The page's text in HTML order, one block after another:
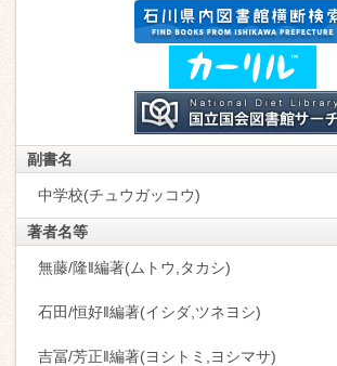
副書名
中学校(チュウガッコウ)
著者名等
無藤/隆‖編著(ムトウ,タカシ)
石田/恒好‖編著(イシダ,ツネヨシ)
吉冨/芳正‖編著(ヨシトミ,ヨシマサ)